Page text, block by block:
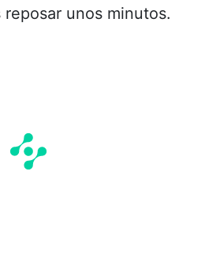
unos minutos.